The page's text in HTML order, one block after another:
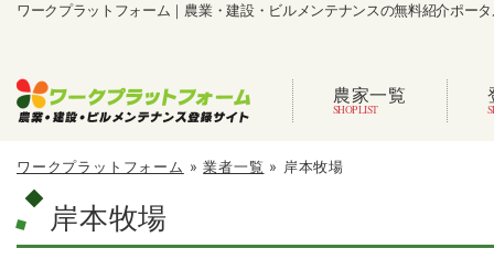
ワークプラットフォーム｜農業・建設・ビルメンテナンスの無料紹介ポー
農家一覧
ワークプラットフォーム »業者一覧 » 岸本牧場
岸本牧場